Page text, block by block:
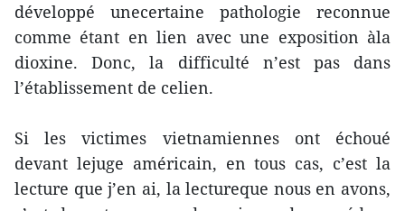
développé unecertaine pathologie reconnue
comme étant en lien avec une exposition àla
dioxine. Donc, la difficulté n’est pas dans
l’établissement de celien.
Si les victimes vietnamiennes ont échoué
devant lejuge américain, en tous cas, c’est la
lecture que j’en ai, la lectureque nous en avons,